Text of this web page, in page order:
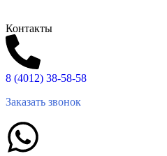
Контакты
8 (4012) 38-58-58
Заказать звонок